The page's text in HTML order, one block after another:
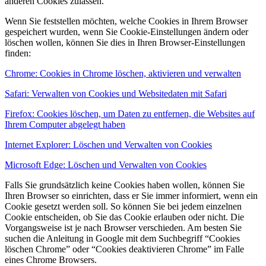
Wenn Sie feststellen möchten, welche Cookies in Ihrem Browser
gespeichert wurden, wenn Sie Cookie-Einstellungen ändern oder
löschen wollen, können Sie dies in Ihren Browser-Einstellungen
finden:
Chrome: Cookies in Chrome löschen, aktivieren und verwalten
Safari: Verwalten von Cookies und Websitedaten mit Safari
Firefox: Cookies löschen, um Daten zu entfernen, die Websites auf
Ihrem Computer abgelegt haben
Internet Explorer: Löschen und Verwalten von Cookies
Microsoft Edge: Löschen und Verwalten von Cookies
Falls Sie grundsätzlich keine Cookies haben wollen, können Sie
Ihren Browser so einrichten, dass er Sie immer informiert, wenn ein
Cookie gesetzt werden soll. So können Sie bei jedem einzelnen
Cookie entscheiden, ob Sie das Cookie erlauben oder nicht. Die
Vorgangsweise ist je nach Browser verschieden. Am besten Sie
suchen die Anleitung in Google mit dem Suchbegriff “Cookies
löschen Chrome” oder “Cookies deaktivieren Chrome” im Falle
eines Chrome Browsers.